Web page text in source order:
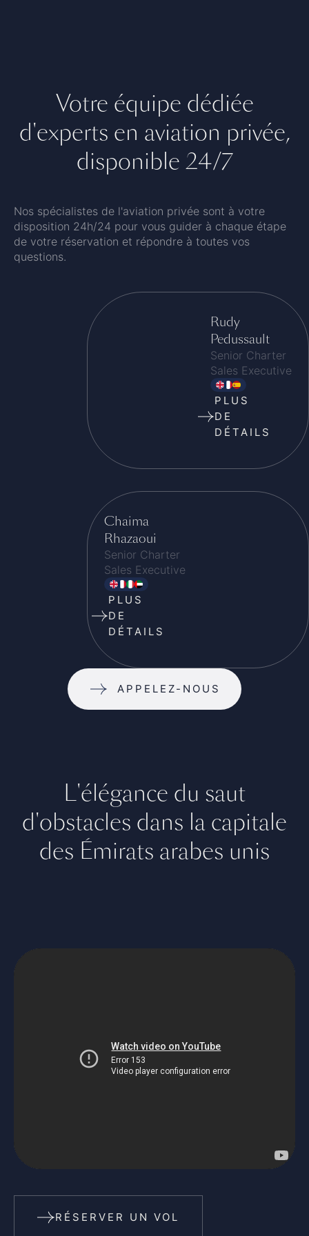
Votre équipe dédiée
d'experts en aviation privée,
disponible 24/7
Nos spécialistes de l'aviation privée sont à votre
disposition 24h/24 pour vous guider à chaque étape
de votre réservation et répondre à toutes vos
questions.
Rudy
Pedussault
Senior Charter
Sales Executive
PLUS
DE
DÉTAILS
Chaima
Rhazaoui
Senior Charter
Sales Executive
PLUS
DE
DÉTAILS
APPELEZ-NOUS
L'élégance du saut
d'obstacles dans la capitale
des Émirats arabes unis
RÉSERVER UN VOL